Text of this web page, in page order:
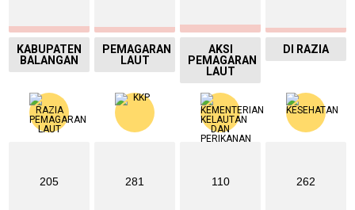
KABUPATEN
BALANGAN
PEMAGARAN
LAUT
AKSI
PEMAGARAN
LAUT
DI RAZIA
205 281 110 262